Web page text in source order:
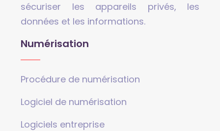
sécuriser les appareils privés, les
données et les informations.
Numérisation
Procédure de numérisation
Logiciel de numérisation
Logiciels entreprise